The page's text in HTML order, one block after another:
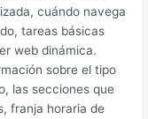
cuándo navega
tareas básicas
web dinámica.
sobre el tipo
las secciones que
franja horaria de